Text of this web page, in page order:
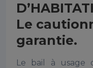
Le
garantie.
Le bail à usage